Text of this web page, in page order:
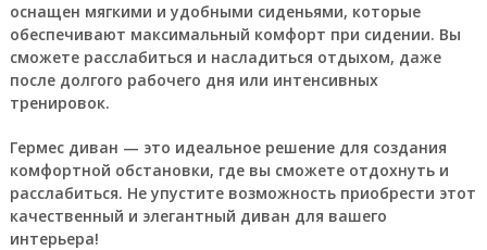
оснащен мягкими и удобными сиденьями, которые
обеспечивают максимальный комфорт при сидении. Вы
сможете расслабиться и насладиться отдыхом, даже
после долгого рабочего дня или интенсивных
тренировок.
Гермес диван — это идеальное решение для создания
комфортной обстановки, где вы сможете отдохнуть и
расслабиться. Не упустите возможность приобрести этот
качественный и элегантный диван для вашего
интерьера!